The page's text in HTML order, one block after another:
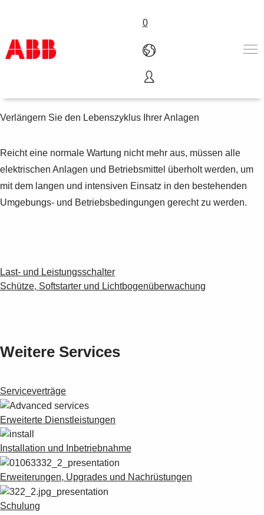
0
Produkte und Leistungen
Service
Where to buy
Contact us
Karriere
Verlängern Sie den Lebenszyklus Ihrer Anlagen
Reicht eine normale Wartung nicht mehr aus, müssen alle
elektrischen Anlagen und Betriebsmittel überholt werden, um
mit dem langen und intensiven Einsatz in den bestehenden
Umgebungs- und Betriebsbedingungen gerecht zu werden.
Last- und Leistungsschalter
Schütze, Softstarter und Lichtbogenüberwachung
Weitere Services
Serviceverträge
Erweiterte Dienstleistungen
Installation und Inbetriebnahme
Erweiterungen, Upgrades und Nachrüstungen
Schulung